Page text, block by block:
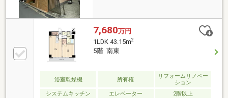
7,680万円
1LDK 43.15m2
5階 南東
浴室乾燥機 所有権
リフォームリノベー
ション
システムキッチン
エレベーター 2階以上